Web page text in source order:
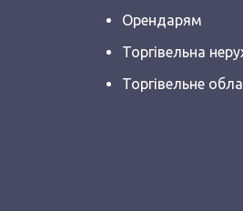
Орендарям
Торгівельна
Торгівельне